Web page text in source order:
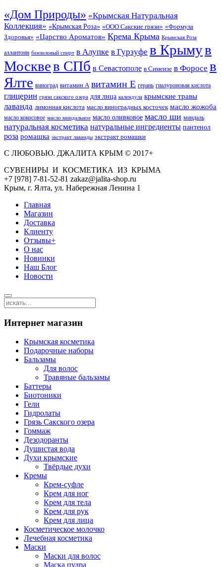
«Дом Природы» «Крымская Натуральная
Коллекция» «Крымская Роза» «ООО Сакские грязи» «Формула
Здоровья» «Царство Ароматов» Крема Крыма Крымская Роза
аллантоин бензиловый спирт в Алупке в Гурзуфе в Крымув
Москвев СПб в Севастополе в Симеизе в Форосе в
Ялте виноград витамин А витамин Е герань гиалуроновая кислота
глицерин грязи сакского озера для лица календула крымские травы
лаванда лимонная кислота масло виноградных косточек масло жожоба
масло кокосовое масло миндальное масло оливковое масло ши миндаль
натуральная косметика натуральные ингредиенты пантенол
роза ромашка экстракт лаванды экстракт ромашки
С ЛЮБОВЬЮ. ДЖАЛИТА КРЫМ © 2017+
СУВЕНИРЫ И КОСМЕТИКА ИЗ КРЫМА
+7 [978] 7-81-52-81 zakaz@jalita-shop.ru
Крым, г. Ялта, ул. Набережная Ленина 1
Главная
Магазин
Доставка
Клиенту
Отзывы+
О нас
Новинки
Наш Блог
Новости
Интернет магазин
Крымская косметика
Подарочные наборы
Бальзамы
Для волос
Травяные бальзамы
Баттеры
Биотоники
Гели
Гидролаты
Грязь Сакского озера
Гоммаж
Дезодоранты
Душистая вода
Духи крымские
Твёрдые духи
Кремы
Крем-суфле
Крем для ног
Крем для тела
Крем для рук
Крем для лица
Косметическое молочко
Лечебная косметика
Маски
Маски для волос
Маска пудра